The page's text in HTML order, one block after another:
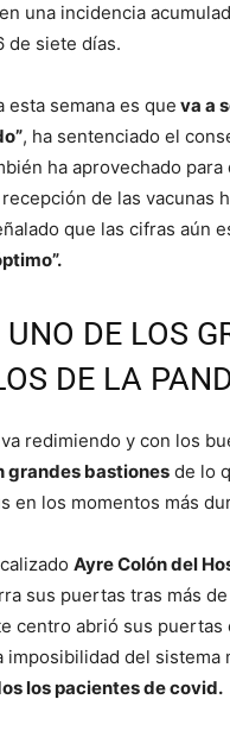
una incidencia
de siete días.
esta semana es que va a
, ha sentenciado el
ha aprovechado
de las vacunas
que las cifras aún
UNO DE LOS
DE LA
redimiendo y con los
grandes bastiones de lo
en los momentos más
Ayre Colón del
sus puertas tras más
centro abrió sus puertas
imposibilidad del sistema
los pacientes de covid.